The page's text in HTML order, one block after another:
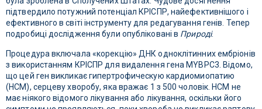
підтвердило потужний потенціал КРІСПР, найефективнішого і
ефективного в світі інструменту для редагування генів. Тепер
подробиці дослідження були опубліковані в Природі.
Процедура включала «корекцію» ДНК одноклітинних ембріонів
з використанням КРІСПР для видалення гена MYBPC3. Відомо,
що цей ген викликає гипертрофическую кардиомиопатию
(HCM), серцеву хворобу, яка вражає 1 з 500 чоловік. HCM не
має ніякого відомого лікування або лікування, оскільки його